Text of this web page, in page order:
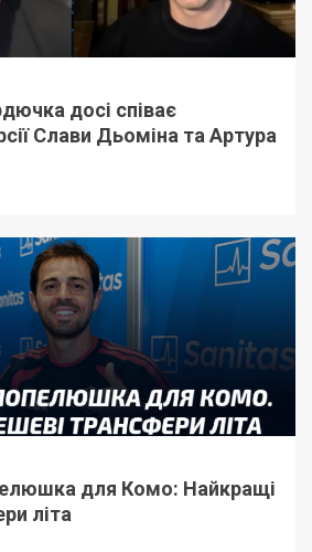
досі співає
Слави Дьоміна та Артура
для Комо: Найкращі
літа